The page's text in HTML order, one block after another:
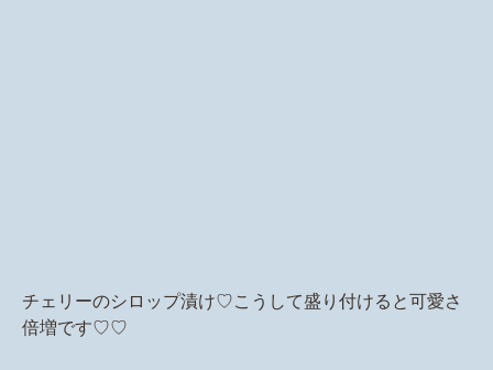
チェリーのシロップ漬け♡こうして盛り付けると可愛さ
倍増です♡♡